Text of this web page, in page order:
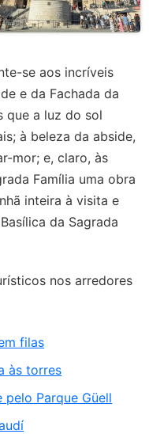
se aos incríveis
e da Fachada da
que a luz do sol
à beleza da abside,
mor; e, claro, às
Família uma obra
inteira à visita e
da Sagrada
nos arredores
filas
às torres
pelo Parque Güell